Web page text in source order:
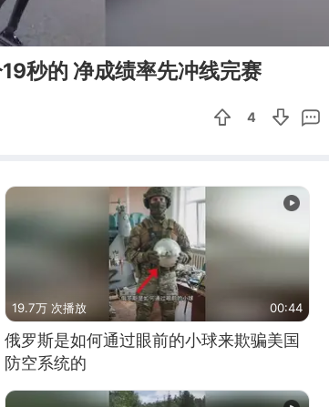
秒的 净成绩率先冲线完赛
4
19.7万 次播放 00:44
俄罗斯是如何通过眼前的小球来欺骗美国
防空系统的